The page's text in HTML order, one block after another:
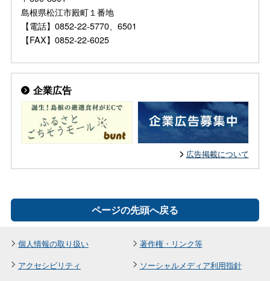
島根県松江市殿町１番地
【電話】0852-22-5770、6501
【FAX】0852-22-6025
企業広告
広告掲載について
ページの先頭へ戻る
個人情報の取り扱い
著作権・リンク等
アクセシビリティ
ソーシャルメディア利用指針